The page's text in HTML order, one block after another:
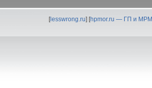
[lesswrong.ru] [hpmor.ru — ГП и МРМ